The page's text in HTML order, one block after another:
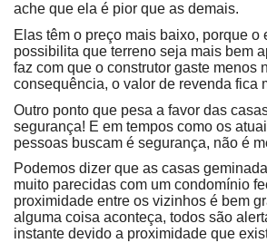
ache que ela é pior que as demais.
Elas têm o preço mais baixo, porque o
possibilita que terreno seja mais bem
faz com que o construtor gaste menos
consequência, o valor de revenda fica
Outro ponto que pesa a favor das
segurança! E em tempos como os
pessoas buscam é segurança, não é
Podemos dizer que as casas
muito parecidas com um condomínio
proximidade entre os vizinhos é bem
alguma coisa aconteça, todos são
instante devido a proximidade que